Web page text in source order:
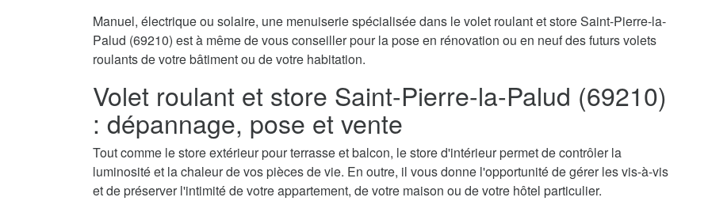
Manuel, électrique ou solaire, une menuiserie spécialisée dans le volet roulant et store Saint-Pierre-la-
Palud (69210) est à même de vous conseiller pour la pose en rénovation ou en neuf des futurs volets
roulants de votre bâtiment ou de votre habitation.
Volet roulant et store Saint-Pierre-la-Palud (69210)
: dépannage, pose et vente
Tout comme le store extérieur pour terrasse et balcon, le store d'intérieur permet de contrôler la
luminosité et la chaleur de vos pièces de vie. En outre, il vous donne l'opportunité de gérer les vis-à-vis
et de préserver l'intimité de votre appartement, de votre maison ou de votre hôtel particulier.